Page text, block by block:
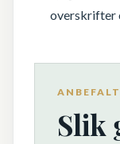
overskrifter
Slik